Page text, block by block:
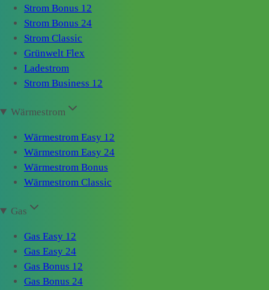
Strom Bonus 12
Strom Bonus 24
Strom Classic
Grünwelt Flex
Ladestrom
Strom Business 12
Wärmestrom
Wärmestrom Easy 12
Wärmestrom Easy 24
Wärmestrom Bonus
Wärmestrom Classic
Gas
Gas Easy 12
Gas Easy 24
Gas Bonus 12
Gas Bonus 24